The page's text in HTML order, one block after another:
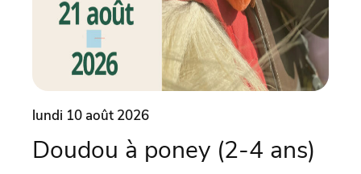
lundi 10 août 2026
Doudou à poney (2-4 ans)